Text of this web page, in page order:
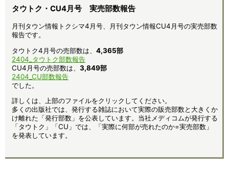
タウトク・CU4月号 実売部数報告
月刊タウン情報トクシマ4月号、月刊タウン情報CU4月号の実売部数
報告です。
タウトク4月号の売部数は、 4,365部
2404_タウトク部数報告
CU4月号の売部数は、 3,849部
2404_CU部数報告
でした。
詳しくは、上部のファイルをクリックしてください。
多くの出版社では、発行する雑誌において実際の販売部数と大きくか
け離れた「発行部数」を公表しています。当社メディコムが発行する
「タウトク」「CU」では、「実際に何部が売れたのか=実売部数」
を発表しています。